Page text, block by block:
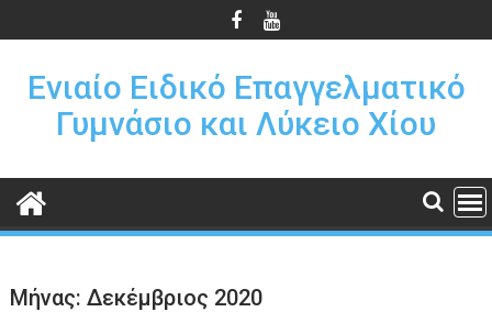
ε
Ενιαίο Ειδικό Επαγγελματικό
Γυμνάσιο και Λύκειο Χίου
Μήνας:Δεκέμβριος 2020